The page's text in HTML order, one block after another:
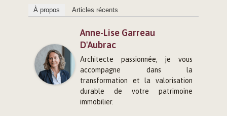
À propos Articles récents
Anne-Lise Garreau
D'Aubrac
Architecte passionnée, je vous
accompagne dans la
transformation et la valorisation
durable de votre patrimoine
immobilier.